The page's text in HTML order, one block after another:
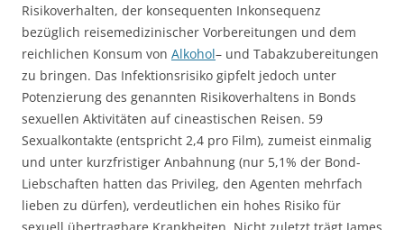
Risikoverhalten, der konsequenten Inkonsequenz
bezüglich reisemedizinischer Vorbereitungen und dem
reichlichen Konsum von Alkohol– und Tabakzubereitungen
zu bringen. Das Infektionsrisiko gipfelt jedoch unter
Potenzierung des genannten Risikoverhaltens in Bonds
sexuellen Aktivitäten auf cineastischen Reisen. 59
Sexualkontakte (entspricht 2,4 pro Film), zumeist einmalig
und unter kurzfristiger Anbahnung (nur 5,1% der Bond-
Liebschaften hatten das Privileg, den Agenten mehrfach
lieben zu dürfen), verdeutlichen ein hohes Risiko für